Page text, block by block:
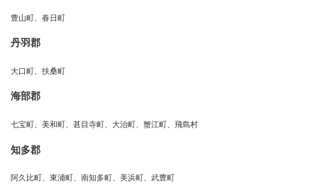
豊山町、春日町
丹羽郡
大口町、扶桑町
海部郡
七宝町、美和町、甚目寺町、大治町、蟹江町、飛島村
知多郡
阿久比町、東浦町、南知多町、美浜町、武豊町